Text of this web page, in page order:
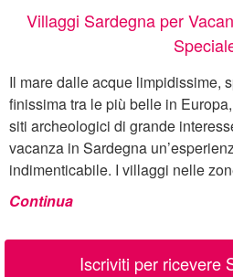
Villaggi Sardegna per
Il mare dalle acque limpidissime,
finissima tra le più belle in
siti archeologici di grande
vacanza in Sardegna
indimenticabile. I villaggi nelle
Continua
Iscriviti per ricevere